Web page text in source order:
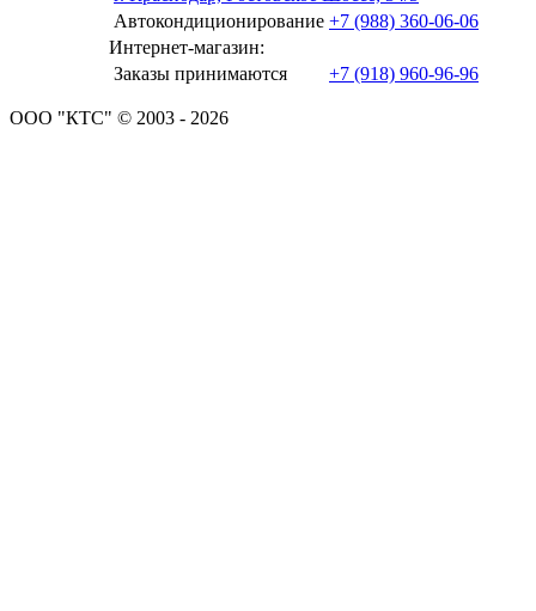
Автокондиционирование +7 (988) 360-06-06
Интернет-магазин:
Заказы принимаются
+7 (918) 960-96-96
ООО "КТС" © 2003 - 2026